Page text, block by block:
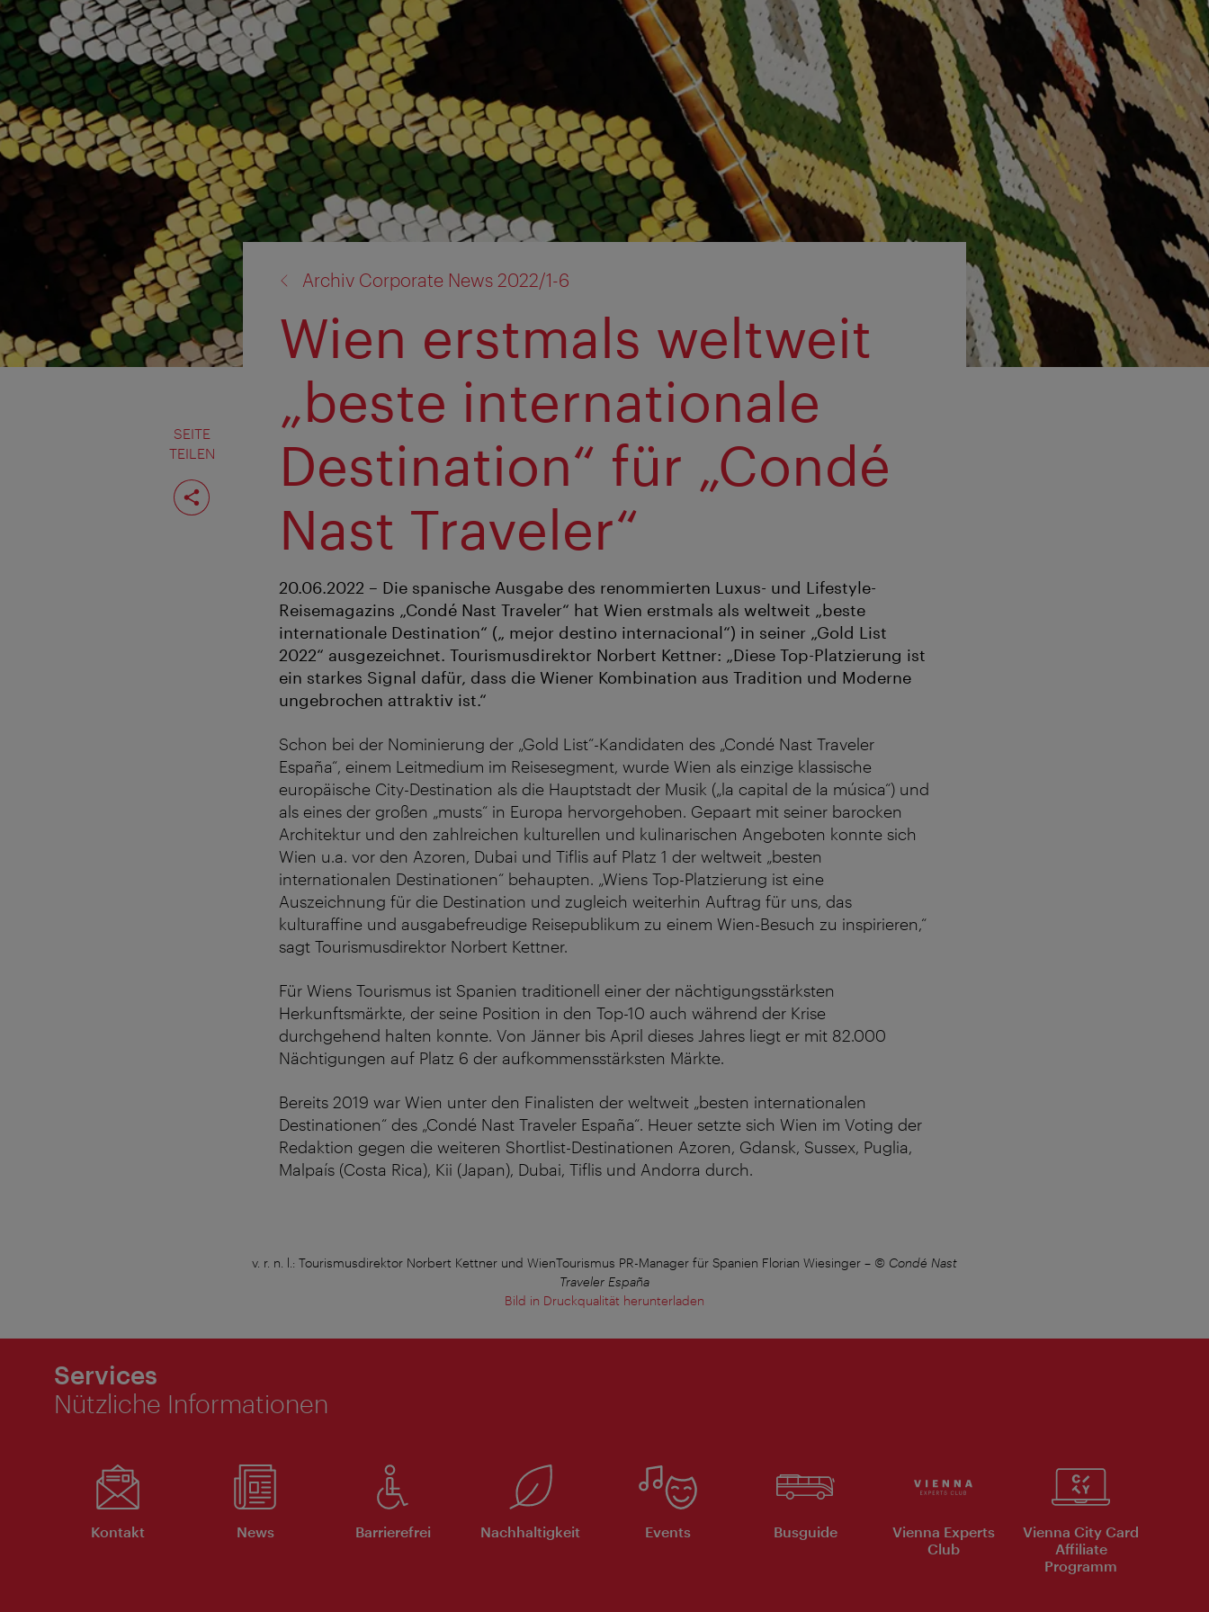
SEITE
TEILEN
Seite
teilen
Archiv Corporate News 2022/1-6
Wien erstmals weltweit
„beste internationale
Destination“ für „Condé
Nast Traveler“
20.06.2022 – Die spanische Ausgabe des renommierten Luxus- und Lifestyle-
Reisemagazins „Condé Nast Traveler“ hat Wien erstmals als weltweit „beste
internationale Destination“ („ mejor destino internacional“) in seiner „Gold List
2022“ ausgezeichnet. Tourismusdirektor Norbert Kettner: „Diese Top-Platzierung ist
ein starkes Signal dafür, dass die Wiener Kombination aus Tradition und Moderne
ungebrochen attraktiv ist.“
Schon bei der Nominierung der „Gold List“-Kandidaten des „Condé Nast Traveler
España“, einem Leitmedium im Reisesegment, wurde Wien als einzige klassische
europäische City-Destination als die Hauptstadt der Musik („la capital de la música“) und
als eines der großen „musts“ in Europa hervorgehoben. Gepaart mit seiner barocken
Architektur und den zahlreichen kulturellen und kulinarischen Angeboten konnte sich
Wien u.a. vor den Azoren, Dubai und Tiflis auf Platz 1 der weltweit „besten
internationalen Destinationen“ behaupten. „Wiens Top-Platzierung ist eine
Auszeichnung für die Destination und zugleich weiterhin Auftrag für uns, das
kulturaffine und ausgabefreudige Reisepublikum zu einem Wien-Besuch zu inspirieren,“
sagt Tourismusdirektor Norbert Kettner.
Für Wiens Tourismus ist Spanien traditionell einer der nächtigungsstärksten
Herkunftsmärkte, der seine Position in den Top-10 auch während der Krise
durchgehend halten konnte. Von Jänner bis April dieses Jahres liegt er mit 82.000
Nächtigungen auf Platz 6 der aufkommensstärksten Märkte.
Bereits 2019 war Wien unter den Finalisten der weltweit „besten internationalen
Destinationen“ des „Condé Nast Traveler España“. Heuer setzte sich Wien im Voting der
Redaktion gegen die weiteren Shortlist-Destinationen Azoren, Gdansk, Sussex, Puglia,
Malpaís (Costa Rica), Kii (Japan), Dubai, Tiflis und Andorra durch.
v. r. n. l.: Tourismusdirektor Norbert Kettner und WienTourismus PR-Manager für Spanien Florian Wiesinger – © Condé Nast
Traveler España
Bild in Druckqualität herunterladen
Services
Nützliche Informationen
Kontakt News Barrierefrei Nachhaltigkeit Events Busguide
Vienna Experts
Club
Vienna City Card
Affiliate
Programm